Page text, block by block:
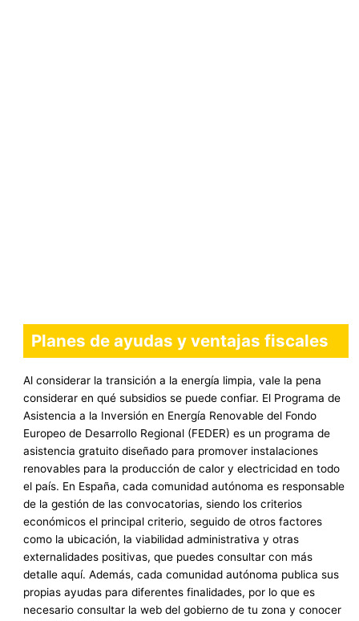
Planes de ayudas y ventajas fiscales
Al considerar la transición a la energía limpia, vale la pena
considerar en qué subsidios se puede confiar. El Programa de
Asistencia a la Inversión en Energía Renovable del Fondo
Europeo de Desarrollo Regional (FEDER) es un programa de
asistencia gratuito diseñado para promover instalaciones
renovables para la producción de calor y electricidad en todo
el país. En España, cada comunidad autónoma es responsable
de la gestión de las convocatorias, siendo los criterios
económicos el principal criterio, seguido de otros factores
como la ubicación, la viabilidad administrativa y otras
externalidades positivas, que puedes consultar con más
detalle aquí. Además, cada comunidad autónoma publica sus
propias ayudas para diferentes finalidades, por lo que es
necesario consultar la web del gobierno de tu zona y conocer